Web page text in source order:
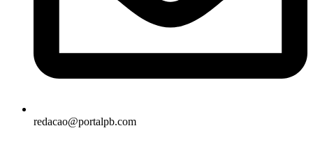
redacao@portalpb.com